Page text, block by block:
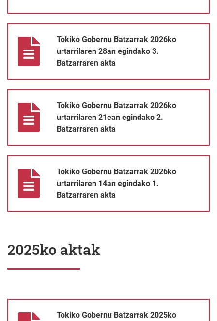
Tokiko Gobernu Batzarrak 2026ko
urtarrilaren 28an egindako 3.
Batzarraren akta
Tokiko Gobernu Batzarrak 2026ko
urtarrilaren 21ean egindako 2.
Batzarraren akta
Tokiko Gobernu Batzarrak 2026ko
urtarrilaren 14an egindako 1.
Batzarraren akta
2025ko aktak
Tokiko Gobernu Batzarrak 2025ko